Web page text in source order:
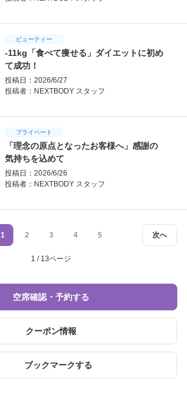
ビューティー
-11kg「食べて痩せる」ダイエットに初め
て成功！
投稿日：2026/6/27
投稿者： NEXTBODY スタッフ
プライベート
「理念の原点となったお客様へ」感謝の
気持ちを込めて
投稿日：2026/6/26
投稿者： NEXTBODY スタッフ
次へ
1 2 3 4 5
1 / 13ページ
空席確認・予約する
クーポン情報
ブックマークする